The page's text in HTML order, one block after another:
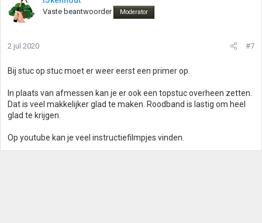
Vaste beantwoorder Moderator
2 jul 2020 #7
Bij stuc op stuc moet er weer eerst een primer op.
In plaats van afmessen kan je er ook een topstuc overheen zetten.
Dat is veel makkelijker glad te maken. Roodband is lastig om heel
glad te krijgen.
Op youtube kan je veel instructiefilmpjes vinden.